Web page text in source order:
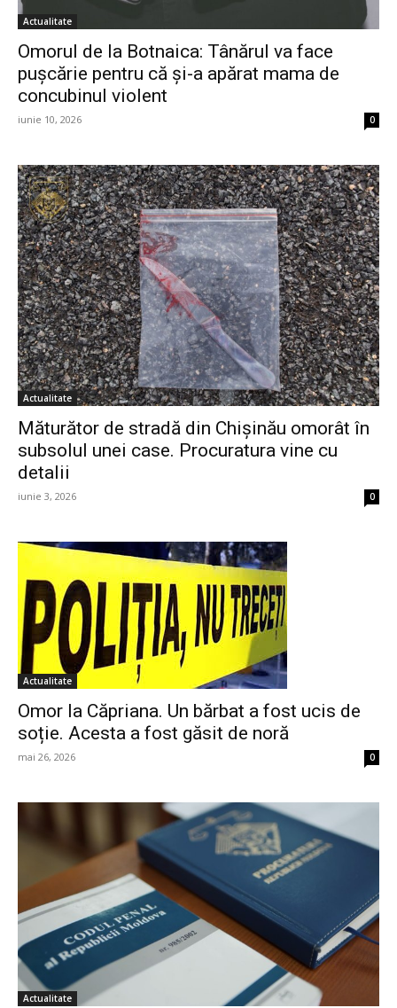
Actualitate
Omorul de la Botnaica: Tânărul va face
pușcărie pentru că și-a apărat mama de
concubinul violent
iunie 10, 2026 0
Actualitate
Măturător de stradă din Chișinău omorât în
subsolul unei case. Procuratura vine cu
detalii
iunie 3, 2026 0
Actualitate
Omor la Căpriana. Un bărbat a fost ucis de
soție. Acesta a fost găsit de noră
mai 26, 2026 0
Actualitate